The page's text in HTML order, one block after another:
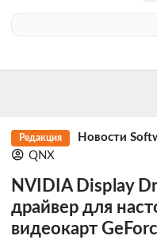
Редакция Новости
QNX
NVIDIA Display
драйвер для
видеокарт